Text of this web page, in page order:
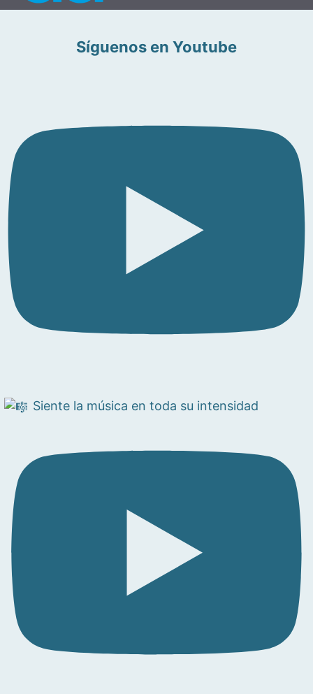
Síguenos en Youtube
Siente la música en toda su intensidad